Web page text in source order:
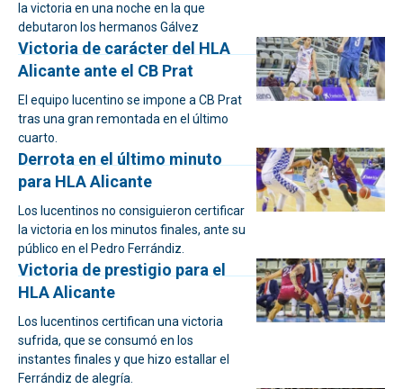
la victoria en una noche en la que
debutaron los hermanos Gálvez
Victoria de carácter del HLA
Alicante ante el CB Prat
El equipo lucentino se impone a CB Prat
tras una gran remontada en el último
cuarto.
Derrota en el último minuto
para HLA Alicante
Los lucentinos no consiguieron certificar
la victoria en los minutos finales, ante su
público en el Pedro Ferrándiz.
Victoria de prestigio para el
HLA Alicante
Los lucentinos certifican una victoria
sufrida, que se consumó en los
instantes finales y que hizo estallar el
Ferrándiz de alegría.